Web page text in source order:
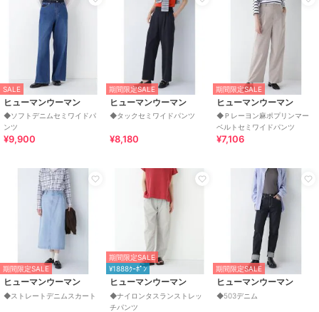
SALE
ヒューマンウーマン
◆ソフトデニムセミワイドパ
ンツ
¥9,900
期間限定SALE
ヒューマンウーマン
◆タックセミワイドパンツ
¥8,180
期間限定SALE
ヒューマンウーマン
◆Ｐレーヨン麻ポプリンマー
ベルトセミワイドパンツ
¥7,106
期間限定SALE
ヒューマンウーマン
◆ストレートデニムスカート
期間限定SALE
¥1888ｸｰﾎﾟﾝ
ヒューマンウーマン
◆ナイロンタスランストレッ
チパンツ
期間限定SALE
ヒューマンウーマン
◆503デニム